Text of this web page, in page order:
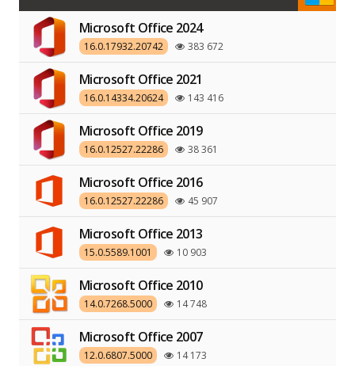
Microsoft Office 2024
16.0.17932.20742 383 672
Microsoft Office 2021
16.0.14334.20624 143 416
Microsoft Office 2019
16.0.12527.22286 38 361
Microsoft Office 2016
16.0.12527.22286 45 907
Microsoft Office 2013
15.0.5589.1001 10 903
Microsoft Office 2010
14.0.7268.5000 14 748
Microsoft Office 2007
12.0.6807.5000 14 173